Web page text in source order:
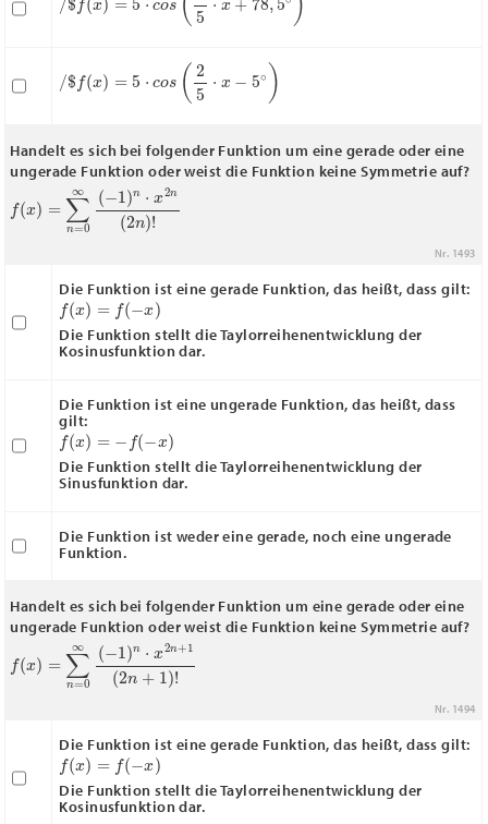
/$ (x = co 5⋅x−
Handelt es sich bei folgender Funktion um eine gerade oder eine
ungerade Funktion oder weist die Funktion keine Symmetrie auf?
(x )= n=0 ∞(−1)n ⋅x2n
Nr. 1493
Die Funktion ist eine gerade Funktion, das heißt, dass gilt:
f(x)=f(−x)
Die Funktion stellt die Taylorreihenentwicklung der
Kosinusfunktion dar.
Die Funktion ist eine ungerade Funktion, das heißt, dass
gilt:
f(x)= x)
Die Funktion stellt die Taylorreihenentwicklung der
Sinusfunktion dar.
Die Funktion ist weder eine gerade, noch eine ungerade
Funktion.
Handelt es sich bei folgender Funktion um eine gerade oder eine
ungerade Funktion oder weist die Funktion keine Symmetrie auf?
(x )= n=0 ∞(−1)n ⋅x2n+
Nr. 1494
Die Funktion ist eine gerade Funktion, das heißt, dass gilt:
f(x)=f(−x)
Die Funktion stellt die Taylorreihenentwicklung der
Kosinusfunktion dar.